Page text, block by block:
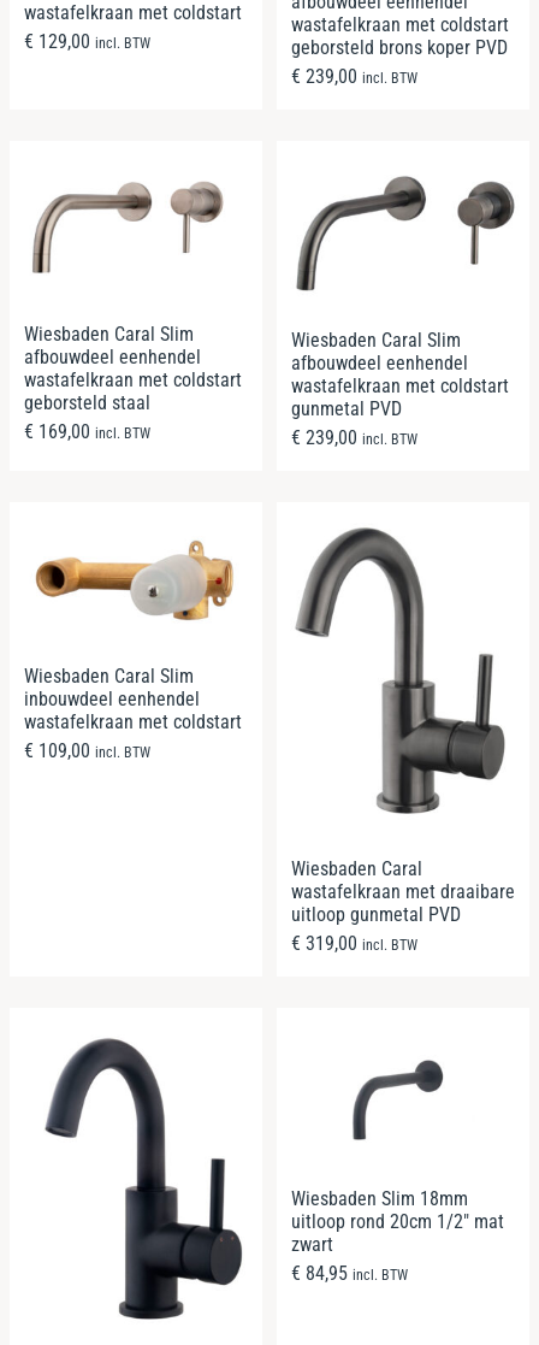
wastafelkraan met coldstart
€ 129,00 incl. BTW
wastafelkraan met coldstart
geborsteld brons koper PVD
€ 239,00 incl. BTW
Wiesbaden Caral Slim
afbouwdeel eenhendel
wastafelkraan met coldstart
geborsteld staal
€ 169,00 incl. BTW
Wiesbaden Caral Slim
afbouwdeel eenhendel
wastafelkraan met coldstart
gunmetal PVD
€ 239,00 incl. BTW
Wiesbaden Caral Slim
inbouwdeel eenhendel
wastafelkraan met coldstart
€ 109,00 incl. BTW
Wiesbaden Caral
wastafelkraan met draaibare
uitloop gunmetal PVD
€ 319,00 incl. BTW
Wiesbaden Slim 18mm
uitloop rond 20cm 1/2″ mat
zwart
€ 84,95 incl. BTW